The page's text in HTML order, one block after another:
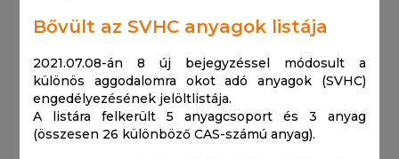
Bővült az SVHC anyagok listája
2021.07.08-án 8 új bejegyzéssel módosult a
különös aggodalomra okot adó anyagok (SVHC)
engedélyezésének jelöltlistája.
A listára felkerült 5 anyagcsoport és 3 anyag
(összesen 26 különböző CAS-számú anyag).